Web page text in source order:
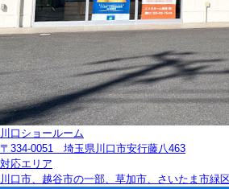
川口ショールーム
〒334-0051 埼玉県川口市安行藤八463
対応エリア
川口市、越谷市の一部、草加市、さいたま市緑